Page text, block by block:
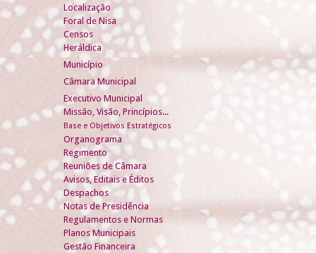
Localização
Foral de Nisa
Censos
Heráldica
Município
Câmara Municipal
Executivo Municipal
Missão, Visão, Princípios...
Base e Objetivos Estratégicos
Organograma
Regimento
Reuniões de Câmara
Avisos, Editais e Éditos
Despachos
Notas de Presidência
Regulamentos e Normas
Planos Municipais
Gestão Financeira